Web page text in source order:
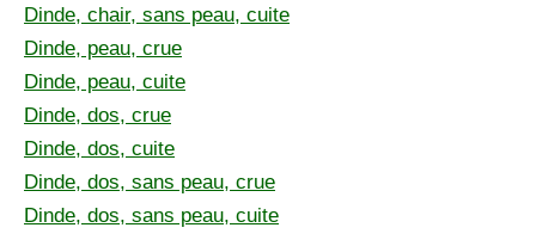
Dinde, chair, sans peau, cuite
Dinde, peau, crue
Dinde, peau, cuite
Dinde, dos, crue
Dinde, dos, cuite
Dinde, dos, sans peau, crue
Dinde, dos, sans peau, cuite